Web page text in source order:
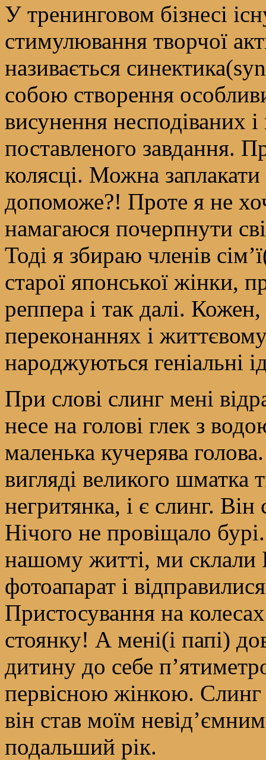
У тренинговом бізнесі
стимулювання творчої
називається
собою створення
висунення несподіваних
поставленого завдання.
колясці. Можна
допоможе?! Проте я не
намагаюся почерпнути
Тоді я збираю членів
старої японської жінки,
реппера і так далі.
переконаннях і життєвому
народжуються геніальні
При слові слинг мені
несе на голові глек з
маленька кучерява
вигляді великого шматка
негритянка, і є слинг.
Нічого не провіщало
нашому житті, ми склали
фотоапарат і
Пристосування на
стоянку! А мені(і папі)
дитину до себе
первісною жінкою. Слинг
він став моїм
подальший рік.